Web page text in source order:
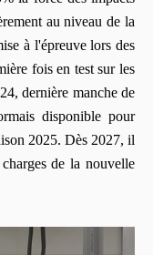
au niveau de la
à l'épreuve lors des
fois en test sur les
dernière manche de
disponible pour
2025. Dès 2027, il
de la nouvelle